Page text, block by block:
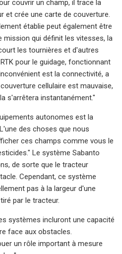
couvrir un champ, il trace la
et crée une carte de couverture.
établie peut également être
mission qui définit les vitesses, la
les tournières et d'autres
pour le guidage, fonctionnant
est la connectivité, a
cellulaire est mauvaise,
s'arrêtera instantanément."
autonomes est la
des choses que nous
ces champs comme vous le
Le système Sabanto
de sorte que le tracteur
Cependant, ce système
pas à la largeur d'une
par le tracteur.
systèmes incluront une capacité
face aux obstacles.
un rôle important à mesure